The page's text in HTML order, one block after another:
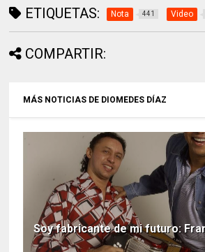
ETIQUETAS: Nota 441 Video
COMPARTIR:
MÁS NOTICIAS DE DIOMEDES DÍAZ
Soy fabricante de mi futuro: